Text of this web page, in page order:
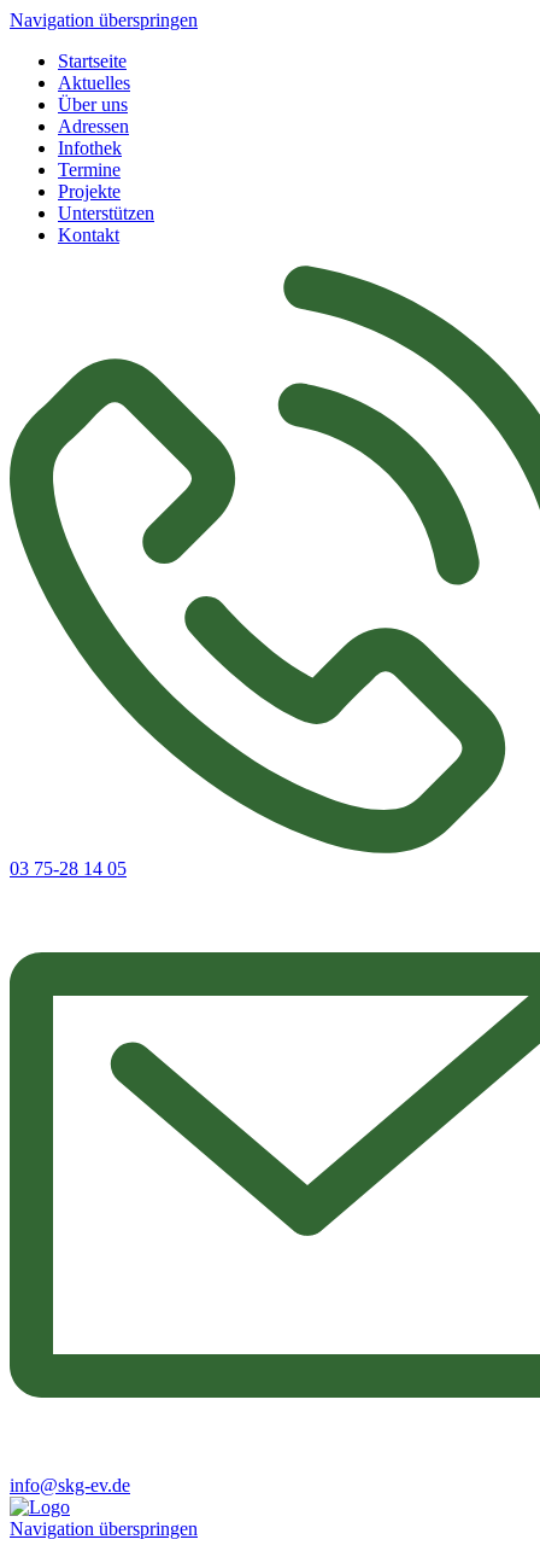
Navigation überspringen
Startseite
Aktuelles
Über uns
Adressen
Infothek
Termine
Projekte
Unterstützen
Kontakt
03 75-28 14 05
info@skg-ev.de
Navigation überspringen